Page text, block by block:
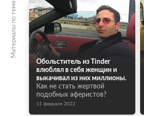
Материалы по теме
Обольститель из Tinder
влюблял в себя женщин и
выкачивал из них миллионы.
Как не стать жертвой
подобных аферистов?
11 февраля 2022